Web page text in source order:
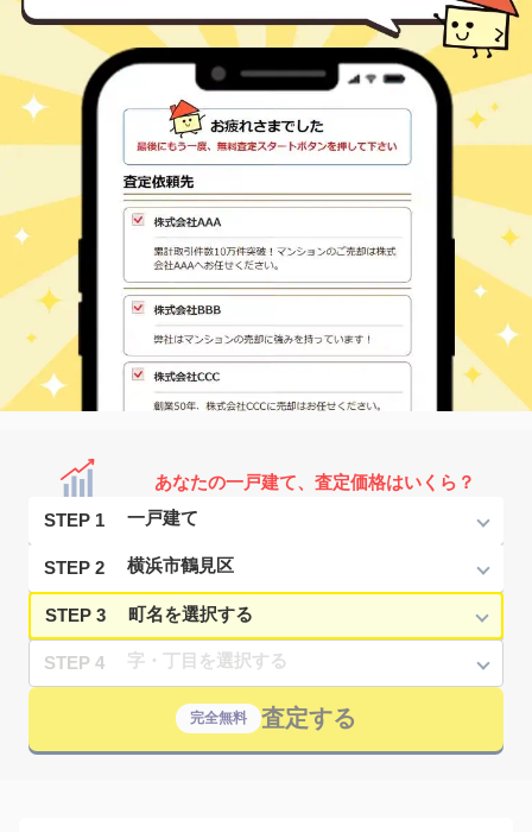
あなたの一戸建て、査定価格はいくら？
STEP 1
STEP 2
STEP 3
STEP 4
完全無料 査定する